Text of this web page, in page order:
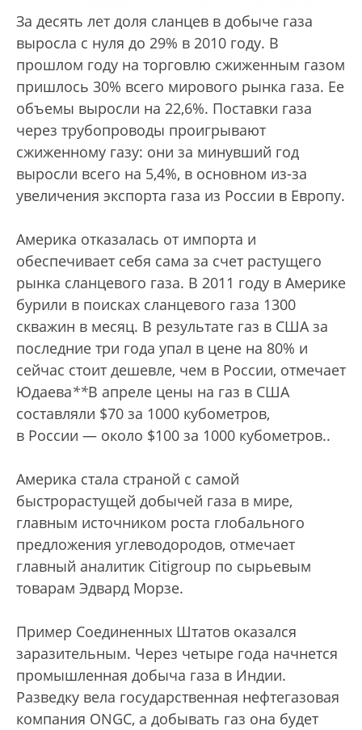
За десять лет доля сланцев в добыче газа
выросла с нуля до 29% в 2010 году. В
прошлом году на торговлю сжиженным газом
пришлось 30% всего мирового рынка газа. Ее
объемы выросли на 22,6%. Поставки газа
через трубопроводы проигрывают
сжиженному газу: они за минувший год
выросли всего на 5,4%, в основном из-за
увеличения экспорта газа из России в Европу.
Америка отказалась от импорта и
обеспечивает себя сама за счет растущего
рынка сланцевого газа. В 2011 году в Америке
бурили в поисках сланцевого газа 1300
скважин в месяц. В результате газ в США за
последние три года упал в цене на 80% и
сейчас стоит дешевле, чем в России, отмечает
Юдаева**В апреле цены на газ в США
составляли $70 за 1000 кубометров,
в России — около $100 за 1000 кубометров..
Америка стала страной с самой
быстрорастущей добычей газа в мире,
главным источником роста глобального
предложения углеводородов, отмечает
главный аналитик Citigroup по сырьевым
товарам Эдвард Морзе.
Пример Соединенных Штатов оказался
заразительным. Через четыре года начнется
промышленная добыча газа в Индии.
Разведку вела государственная нефтегазовая
компания ONGC, а добывать газ она будет